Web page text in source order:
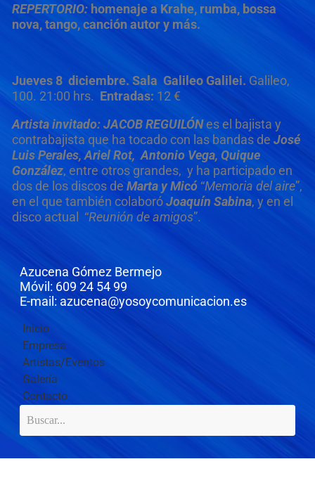
REPERTORIO:homenaje a Krahe, rumba, bossa
nova, tango, canción autor y más.
Jueves 8 diciembre. Sala Galileo Galilei. Galileo,
100. 21:00 hrs. Entradas: 12 €
Artista invitado: JACOB REGUILÓNes el bajista y
contrabajista que ha tocado con las bandas de José
Luis Perales, Ariel Rot, Antonio Vega, Quique
González, entre otros grandes, y ha participado en
dos de los discos de Marta y Micó“Memoria del aire”,
en el que también colaboróJoaquín Sabina, y en el
disco actual “Reunión de amigos”.
Azucena Gómez Bermejo
Móvil: 609 24 54 99
E-mail: azucena@yosoycomunicacion.es
Inicio
Empresa
Artistas/Eventos
Galería
Contacto